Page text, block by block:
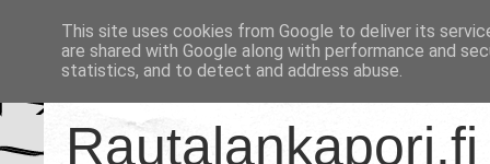
Rautalankapori.fi
This site uses cookies from Google to deliver its
are shared with Google along with performance and
statistics, and to detect and address abuse.